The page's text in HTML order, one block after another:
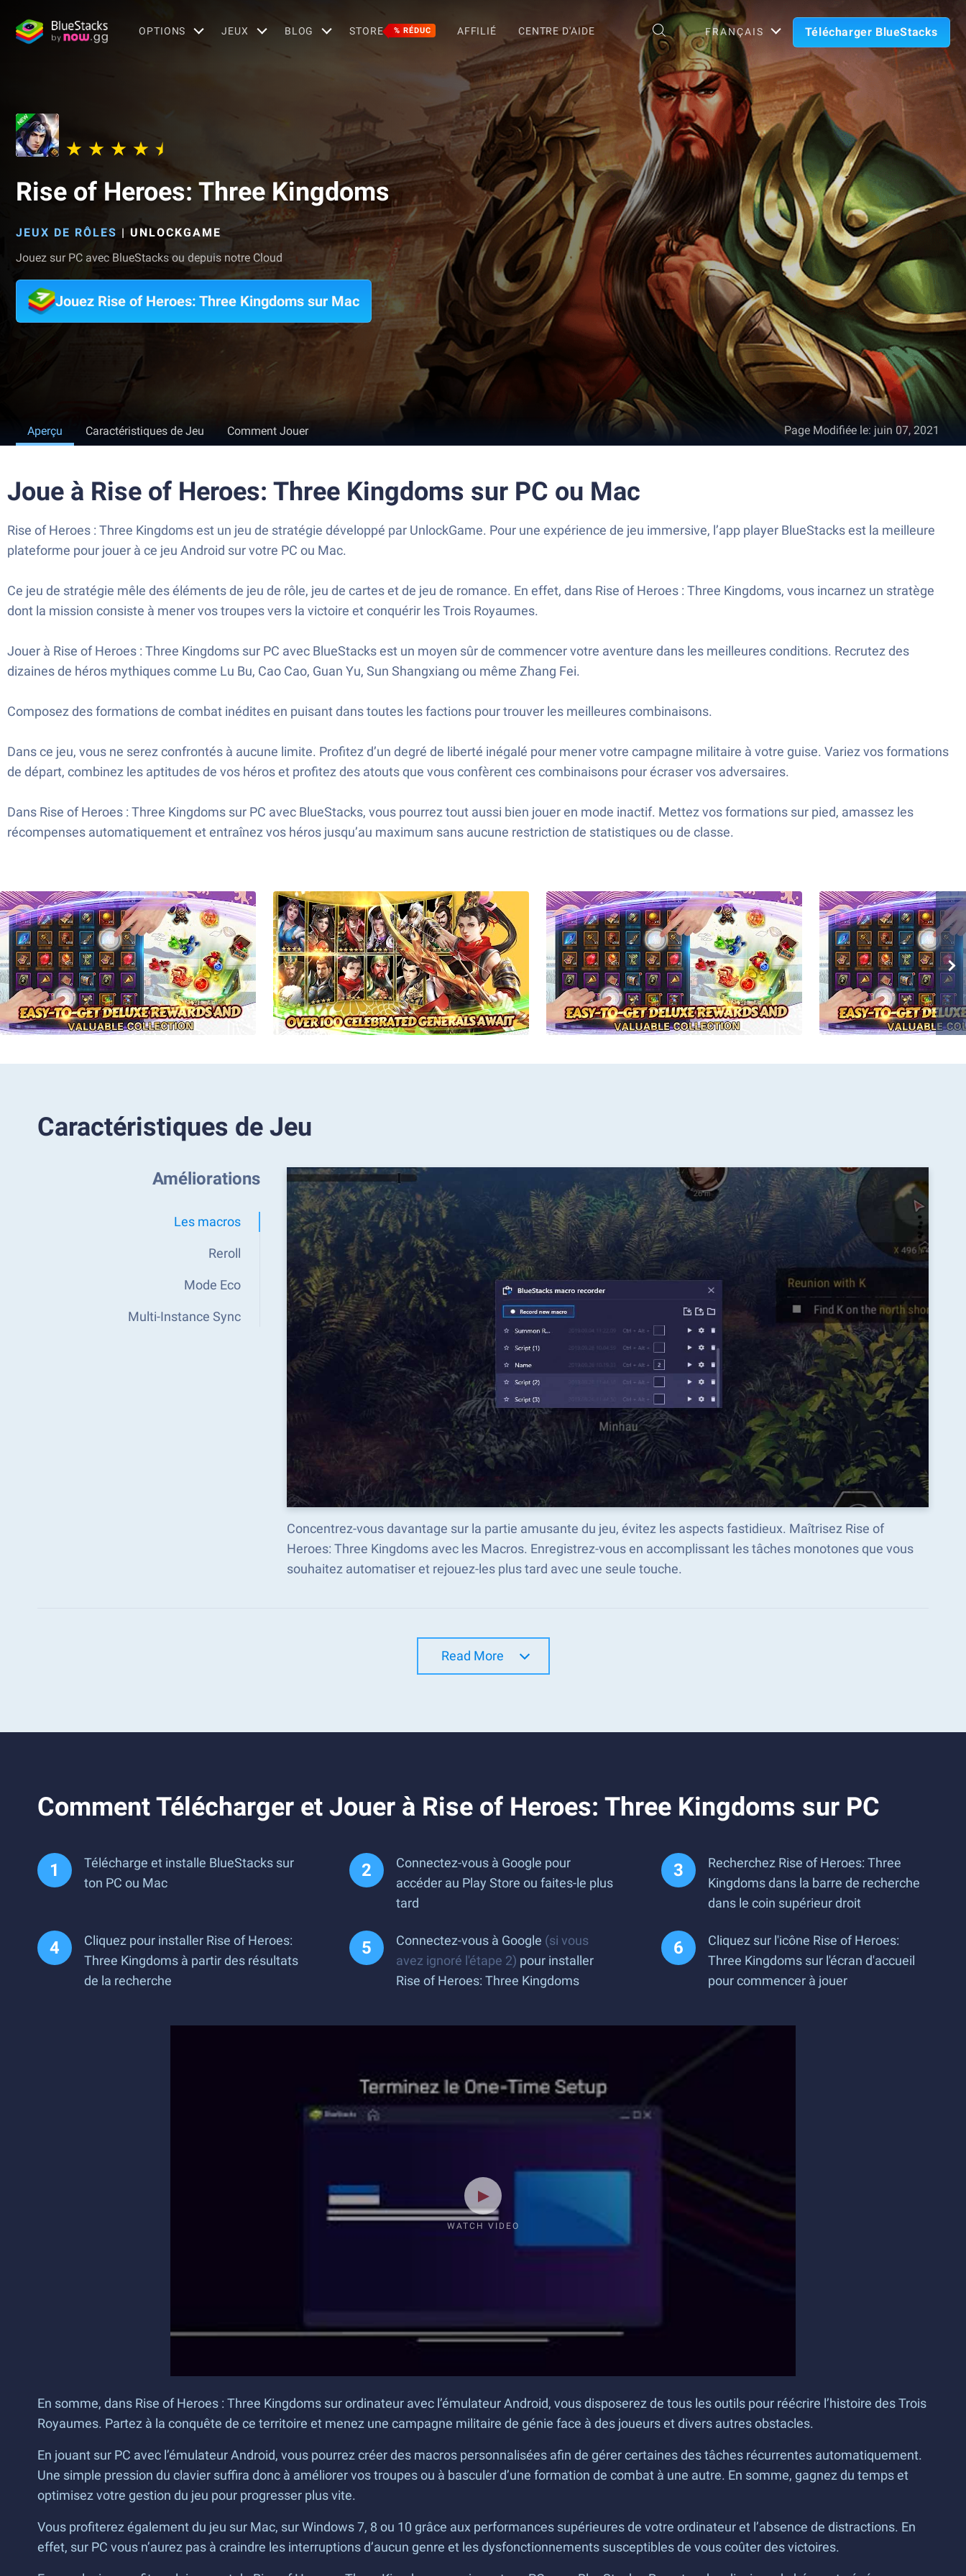
OPTIONS JEUX BLOG STORE % RÉDUC AFFILIÉ CENTRE D'AIDE FRANÇAIS Télécharger BlueStacks
Rise of Heroes: Three Kingdoms
JEUX DE RÔLES | UNLOCKGAME
Jouez sur PC avec BlueStacks ou depuis notre Cloud
Jouez Rise of Heroes: Three Kingdoms sur Mac
Aperçu Caractéristiques de Jeu Comment Jouer Page Modifiée le: juin 07, 2021
Joue à Rise of Heroes: Three Kingdoms sur PC ou Mac
Rise of Heroes : Three Kingdoms est un jeu de stratégie développé par UnlockGame. Pour une expérience de jeu immersive, l’app player BlueStacks est la meilleure
plateforme pour jouer à ce jeu Android sur votre PC ou Mac.
Ce jeu de stratégie mêle des éléments de jeu de rôle, jeu de cartes et de jeu de romance. En effet, dans Rise of Heroes : Three Kingdoms, vous incarnez un stratège
dont la mission consiste à mener vos troupes vers la victoire et conquérir les Trois Royaumes.
Jouer à Rise of Heroes : Three Kingdoms sur PC avec BlueStacks est un moyen sûr de commencer votre aventure dans les meilleures conditions. Recrutez des
dizaines de héros mythiques comme Lu Bu, Cao Cao, Guan Yu, Sun Shangxiang ou même Zhang Fei.
Composez des formations de combat inédites en puisant dans toutes les factions pour trouver les meilleures combinaisons.
Dans ce jeu, vous ne serez confrontés à aucune limite. Profitez d’un degré de liberté inégalé pour mener votre campagne militaire à votre guise. Variez vos formations
de départ, combinez les aptitudes de vos héros et profitez des atouts que vous confèrent ces combinaisons pour écraser vos adversaires.
Dans Rise of Heroes : Three Kingdoms sur PC avec BlueStacks, vous pourrez tout aussi bien jouer en mode inactif. Mettez vos formations sur pied, amassez les
récompenses automatiquement et entraînez vos héros jusqu’au maximum sans aucune restriction de statistiques ou de classe.
Caractéristiques de Jeu
Améliorations
Les macros
Reroll
Mode Eco
Multi-Instance Sync
Concentrez-vous davantage sur la partie amusante du jeu, évitez les aspects fastidieux. Maîtrisez Rise of
Heroes: Three Kingdoms avec les Macros. Enregistrez-vous en accomplissant les tâches monotones que vous
souhaitez automatiser et rejouez-les plus tard avec une seule touche.
Read More
Comment Télécharger et Jouer à Rise of Heroes: Three Kingdoms sur PC
Télécharge et installe BlueStacks sur
ton PC ou Mac
Connectez-vous à Google pour
accéder au Play Store ou faites-le plus
tard
Recherchez Rise of Heroes: Three
Kingdoms dans la barre de recherche
dans le coin supérieur droit
Cliquez pour installer Rise of Heroes:
Three Kingdoms à partir des résultats
de la recherche
Connectez-vous à Google (si vous
avez ignoré l'étape 2) pour installer
Rise of Heroes: Three Kingdoms
Cliquez sur l'icône Rise of Heroes:
Three Kingdoms sur l'écran d'accueil
pour commencer à jouer
WATCH VIDEO
En somme, dans Rise of Heroes : Three Kingdoms sur ordinateur avec l’émulateur Android, vous disposerez de tous les outils pour réécrire l’histoire des Trois
Royaumes. Partez à la conquête de ce territoire et menez une campagne militaire de génie face à des joueurs et divers autres obstacles.
En jouant sur PC avec l’émulateur Android, vous pourrez créer des macros personnalisées afin de gérer certaines des tâches récurrentes automatiquement.
Une simple pression du clavier suffira donc à améliorer vos troupes ou à basculer d’une formation de combat à une autre. En somme, gagnez du temps et
optimisez votre gestion du jeu pour progresser plus vite.
Vous profiterez également du jeu sur Mac, sur Windows 7, 8 ou 10 grâce aux performances supérieures de votre ordinateur et l’absence de distractions. En
effet, sur PC vous n’aurez pas à craindre les interruptions d’aucun genre et les dysfonctionnements susceptibles de vous coûter des victoires.